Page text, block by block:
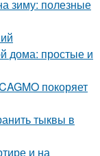
зиму: полезные
дома: простые и
покоряет
тыквы в
и на